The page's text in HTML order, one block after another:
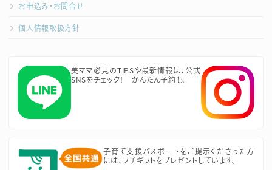
お申込み・お問合せ
個人情報取扱方針
美ママ必見のTIPSや最新情報は、公式
SNSをチェック！ かんたん予約も。
子育て支援パスポートをご提示くださった方
には、プチギフトをプレゼントしています。